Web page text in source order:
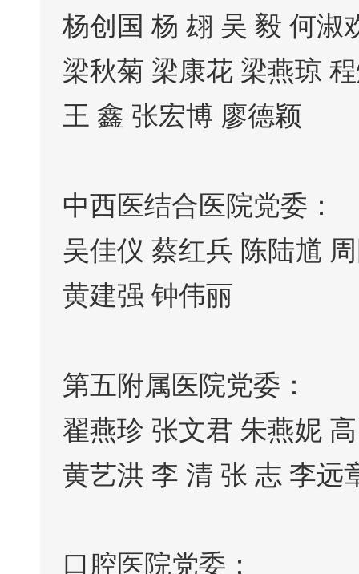
杨创国 杨 翃 吴 毅 何淑
梁秋菊 梁康花 梁燕琼
王 鑫 张宏博 廖德颖
中西医结合医院党委：
吴佳仪 蔡红兵 陈陆馗
黄建强 钟伟丽
第五附属医院党委：
翟燕珍 张文君 朱燕妮
黄艺洪 李 清 张 志 李远
口腔医院党委：